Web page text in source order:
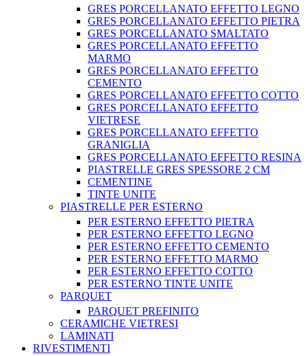
GRES PORCELLANATO EFFETTO LEGNO
GRES PORCELLANATO EFFETTO PIETRA
GRES PORCELLANATO SMALTATO
GRES PORCELLANATO EFFETTO
MARMO
GRES PORCELLANATO EFFETTO
CEMENTO
GRES PORCELLANATO EFFETTO COTTO
GRES PORCELLANATO EFFETTO
VIETRESE
GRES PORCELLANATO EFFETTO
GRANIGLIA
GRES PORCELLANATO EFFETTO RESINA
PIASTRELLE GRES SPESSORE 2 CM
CEMENTINE
TINTE UNITE
PIASTRELLE PER ESTERNO
PER ESTERNO EFFETTO PIETRA
PER ESTERNO EFFETTO LEGNO
PER ESTERNO EFFETTO CEMENTO
PER ESTERNO EFFETTO MARMO
PER ESTERNO EFFETTO COTTO
PER ESTERNO TINTE UNITE
PARQUET
PARQUET PREFINITO
CERAMICHE VIETRESI
LAMINATI
RIVESTIMENTI